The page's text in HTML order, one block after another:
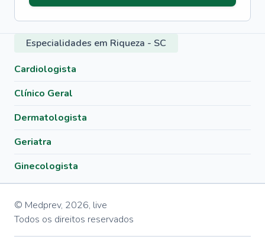
Especialidades em Riqueza - SC
Cardiologista
Clínico Geral
Dermatologista
Geriatra
Ginecologista
© Medprev, 2026, live
Todos os direitos reservados